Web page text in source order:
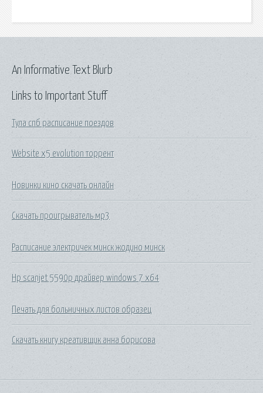
Links to Important Stuff
Тула спб расписание поездов
Website x5 evolution торрент
Новинки кино скачать онлайн
Скачать проигрыватель мр3
Расписание электричек минск жодино минск
Hp scanjet 5590p драйвер windows 7 x64
Печать для больничных листов образец
Скачать книгу креативщик анна борисова
An Informative Text Blurb